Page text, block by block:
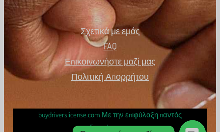
Σχετικά με εμάς
FAQ
Επικοινωνήστε μαζί μας
Πολιτική Απορρήτου
buydriverslicense.com Με την επιφύλαξη παντός
δικαιώματος.